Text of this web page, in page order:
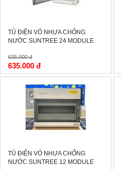
TỦ ĐIỆN VỎ NHỰA CHỐNG
NƯỚC SUNTREE 24 MODULE
635.000 đ
635.000 đ
TỦ ĐIỆN VỎ NHỰA CHỐNG
NƯỚC SUNTREE 12 MODULE